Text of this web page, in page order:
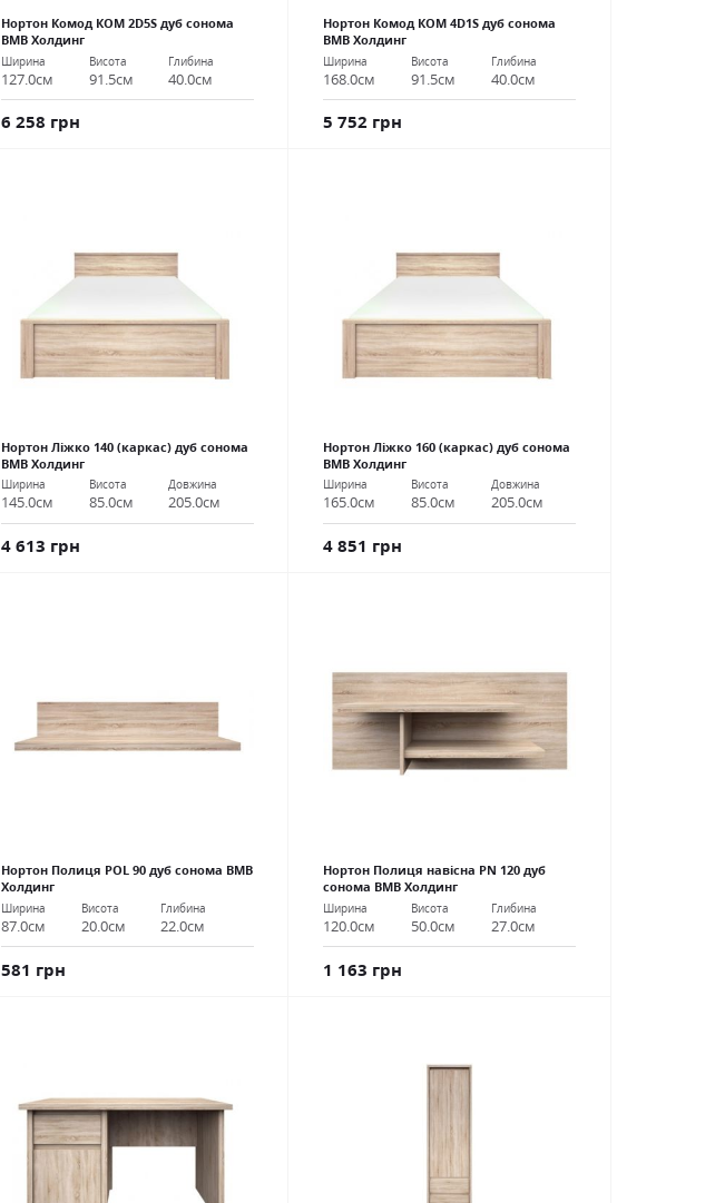
Нортон Комод КОМ 2D5S дуб сонома
ВМВ Холдинг
Ширина
127.0см
Висота
91.5см
Глибина
40.0см
6 258 грн
Нортон Комод КОМ 4D1S дуб сонома
ВМВ Холдинг
Ширина
168.0см
Висота
91.5см
Глибина
40.0см
5 752 грн
Нортон Ліжко 140 (каркас) дуб сонома
ВМВ Холдинг
Ширина
145.0см
Висота
85.0см
Довжина
205.0см
4 613 грн
Нортон Ліжко 160 (каркас) дуб сонома
ВМВ Холдинг
Ширина
165.0см
Висота
85.0см
Довжина
205.0см
4 851 грн
Нортон Полиця POL 90 дуб сонома ВМВ
Холдинг
Ширина
87.0см
Висота
20.0см
Глибина
22.0см
581 грн
Нортон Полиця навісна PN 120 дуб
сонома ВМВ Холдинг
Ширина
120.0см
Висота
50.0см
Глибина
27.0см
1 163 грн